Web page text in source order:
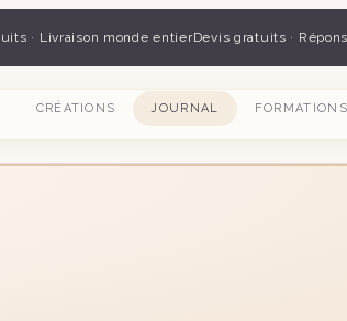
· Livraison monde entierDevis gratuits ·
CRÉATIONS JOURNAL FORMATIONS